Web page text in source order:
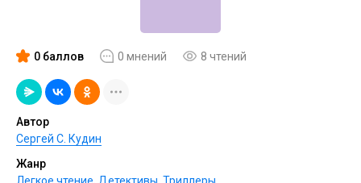
0 баллов 0 мнений 8 чтений
Автор
Сергей С. Кудин
Жанр